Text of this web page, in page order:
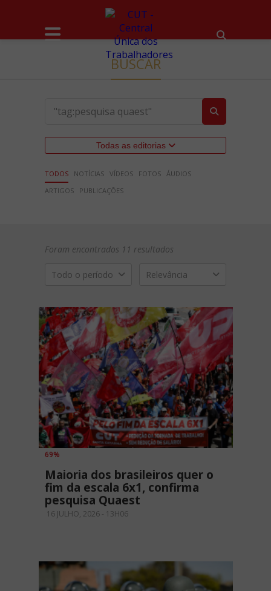
BUSCAR
Todas as editorias
TODOS NOTÍCIAS VÍDEOS FOTOS ÁUDIOS
ARTIGOS
PUBLICAÇÕES
Foram encontrados 11 resultados
Todo o período Relevância
69%
Maioria dos brasileiros quer o
fim da escala 6x1, confirma
pesquisa Quaest
16 JULHO, 2026 - 13H06